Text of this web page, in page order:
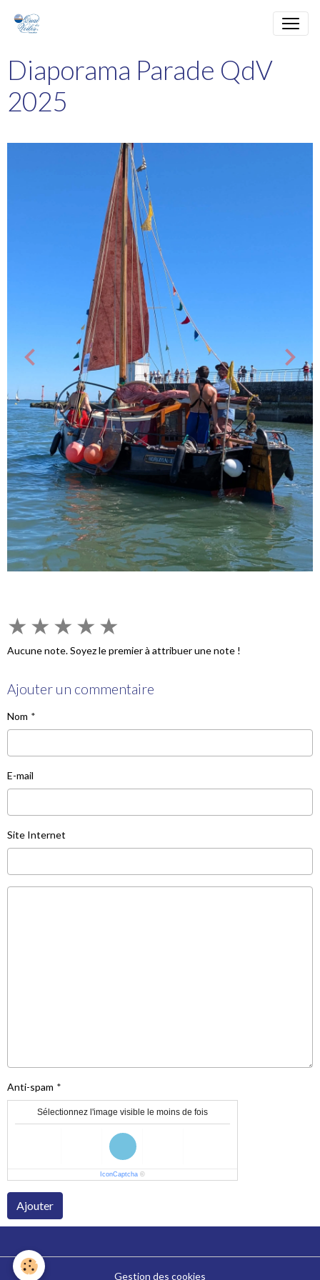
Diaporama Parade QdV
2025
★ ★ ★ ★ ★
Aucune note. Soyez le premier à attribuer une note !
Ajouter un commentaire
Nom
E-mail
Site Internet
Anti-spam
Sélectionnez l'image visible le moins de fois
IconCaptcha ©
Ajouter
Gestion des cookies